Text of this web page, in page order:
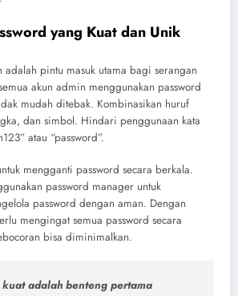
yang Kuat dan Unik
adalah pintu masuk utama bagi serangan
akun admin menggunakan password
mudah ditebak. Kombinasikan huruf
dan simbol. Hindari penggunaan kata
atau “password”.
mengganti password secara berkala.
password manager untuk
password dengan aman. Dengan
mengingat semua password secara
bisa diminimalkan.
kuat adalah benteng pertama